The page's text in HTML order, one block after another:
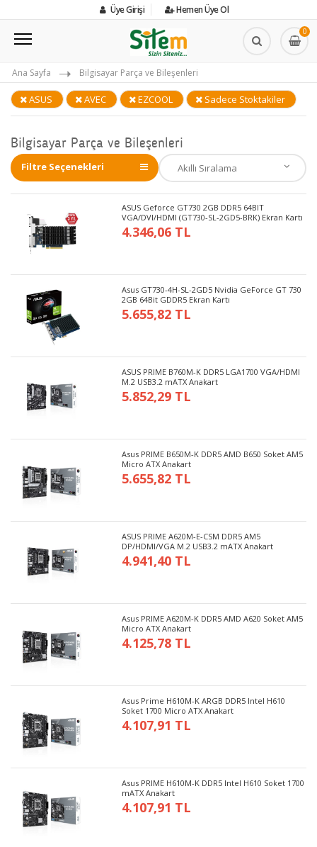
Üye Girişi Hemen Üye Ol
0
Ana Sayfa Bilgisayar Parça ve Bileşenleri
ASUS AVEC EZCOOL Sadece Stoktakiler
Bilgisayar Parça ve Bileşenleri
Filtre Seçenekleri
ASUS Geforce GT730 2GB DDR5 64BIT
VGA/DVI/HDMI (GT730-SL-2GD5-BRK) Ekran Kartı
4.346,06 TL
Asus GT730-4H-SL-2GD5 Nvidia GeForce GT 730
2GB 64Bit GDDR5 Ekran Kartı
5.655,82 TL
ASUS PRIME B760M-K DDR5 LGA1700 VGA/HDMI
M.2 USB3.2 mATX Anakart
5.852,29 TL
Asus PRIME B650M-K DDR5 AMD B650 Soket AM5
Micro ATX Anakart
5.655,82 TL
ASUS PRIME A620M-E-CSM DDR5 AM5
DP/HDMI/VGA M.2 USB3.2 mATX Anakart
4.941,40 TL
Asus PRIME A620M-K DDR5 AMD A620 Soket AM5
Micro ATX Anakart
4.125,78 TL
Asus Prime H610M-K ARGB DDR5 Intel H610
Soket 1700 Micro ATX Anakart
4.107,91 TL
Asus PRIME H610M-K DDR5 Intel H610 Soket 1700
mATX Anakart
4.107,91 TL